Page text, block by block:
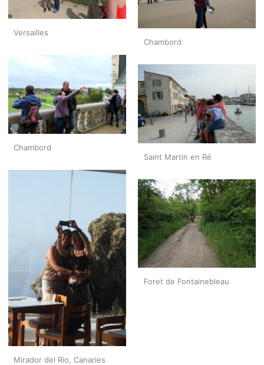
Versailles
Chambord
Chambord
Saint Martin en Ré
Mirador del Rio, Canaries
Foret de Fontainebleau